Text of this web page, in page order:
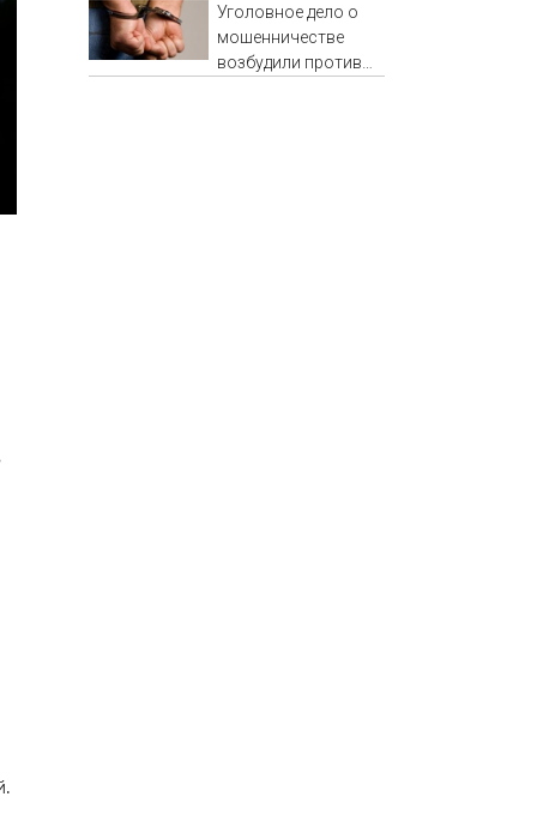
Хакасии
Уголовное дело о
мошенничестве
возбудили против